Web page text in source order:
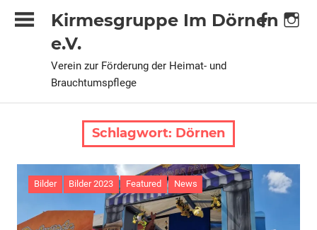
Inhalt
Kirmesgruppe Im Dörnen
e.V.
Verein zur Förderung der Heimat- und
Brauchtumspflege
Schlagwort: Dörnen
Bilder Bilder 2023 Featured News